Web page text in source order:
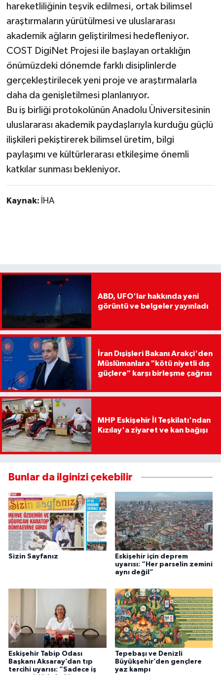
hareketliliğinin teşvik edilmesi, ortak bilimsel
araştırmaların yürütülmesi ve uluslararası
akademik ağların geliştirilmesi hedefleniyor.
COST DigiNet Projesi ile başlayan ortaklığın
önümüzdeki dönemde farklı disiplinlerde
gerçekleştirilecek yeni proje ve araştırmalarla
daha da genişletilmesi planlanıyor.
Bu iş birliği protokolünün Anadolu Üniversitesinin
uluslararası akademik paydaşlarıyla kurduğu güçlü
ilişkileri pekiştirerek bilimsel üretim, bilgi
paylaşımı ve kültürlerarası etkileşime önemli
katkılar sunması bekleniyor.
Kaynak: İHA
ABD, UFO'lar hakkında yeni
görüntü ve belgeler yayınladı
İran Dışişleri Bakanı Arakçi'den
Müslümanlara "kötü niyetli dış
güçlere" karşı birleşme çağrısı
MHP Eskişehir İl Teşkilatı'ndan
Kızılay'a ziyaret ve kan bağışı
Bunlar da ilginizi çekebilir
Sizin Sayfanız
Eskişehir için deprem
uyarısı: “Her parselin zemini
aynı değil”
Eskişehir Tabip Odası
Başkanı Aksaray’dan tıp
tercihi uyarısı: “Sadece iş
Tepebaşı ve Denizli
Büyükşehir’den gençlere
yaz kampı